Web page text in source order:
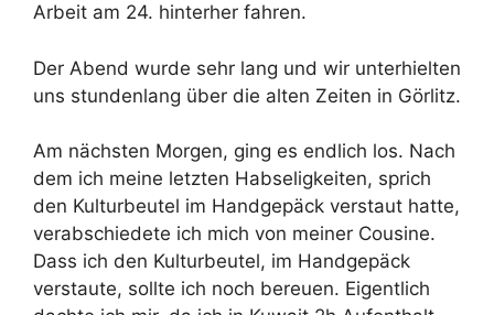
Arbeit am 24. hinterher fahren.
Der Abend wurde sehr lang und wir unterhielten
uns stundenlang über die alten Zeiten in Görlitz.
Am nächsten Morgen, ging es endlich los. Nach
dem ich meine letzten Habseligkeiten, sprich
den Kulturbeutel im Handgepäck verstaut hatte,
verabschiedete ich mich von meiner Cousine.
Dass ich den Kulturbeutel, im Handgepäck
verstaute, sollte ich noch bereuen. Eigentlich